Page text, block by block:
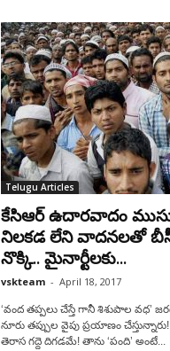
Telugu Articles
కేసిఆర్ ఉదారవాదం
నిలకడ లేని వాదనలతో
నొక్కి.. మైనార్టీలకు...
vskteam - April 18, 2017
‘వంద తప్పలు చేస్తే గానీ శిశుపాల వధ’
నూరు తప్పుల వైపు ప్రయాణం
తెరాస గద్దె దిగడమే! తాను ‘పంది’ అంటే...